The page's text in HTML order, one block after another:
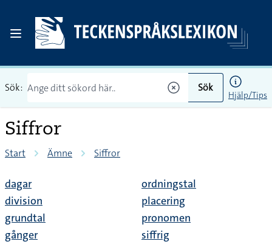
Sök: Sök
Hjälp/Tips
Siffror
Start Ämne Siffror
dagar
division
grundtal
gånger
ordningstal
placering
pronomen
siffrig